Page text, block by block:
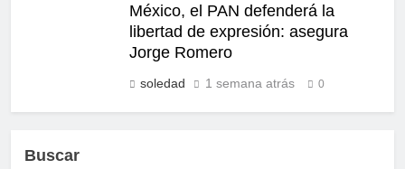
México, el PAN defenderá la
libertad de expresión: asegura
Jorge Romero
soledad 1 semana atrás 0
Buscar